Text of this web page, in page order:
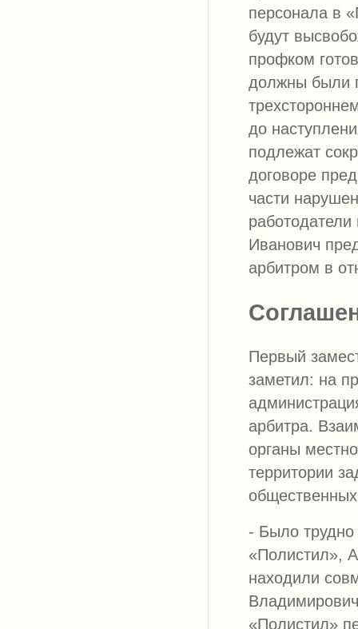
персонала в
будут
профком
должны были
до
подлежат
договоре
части
Иванович
арбитром в
Первый
заметил: на
арбитра.
органы
территории
- Было трудно
«Полистил»,
находили
«Полистил»